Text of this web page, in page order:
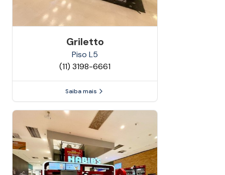
Griletto
Piso L5
(11) 3198-6661
Saiba mais